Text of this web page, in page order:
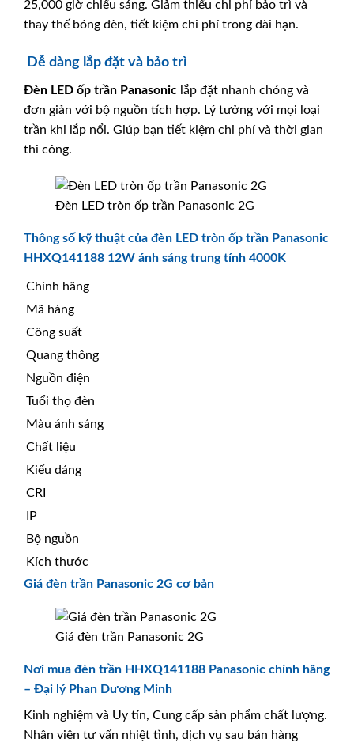
25,000 giờ chiếu sáng. Giảm thiểu chi phí bảo trì và
thay thế bóng đèn, tiết kiệm chi phí trong dài hạn.
Dễ dàng lắp đặt và bảo trì
Đèn LED ốp trần Panasonic lắp đặt nhanh chóng và
đơn giản với bộ nguồn tích hợp. Lý tưởng với mọi loại
trần khi lắp nổi. Giúp bạn tiết kiệm chi phí và thời gian
thi công.
Đèn LED tròn ốp trần Panasonic 2G
Thông số kỹ thuật của đèn LED tròn ốp trần Panasonic
HHXQ141188 12W ánh sáng trung tính 4000K
Chính hãng
Mã hàng
Công suất
Quang thông
Nguồn điện
Tuổi thọ đèn
Màu ánh sáng
Chất liệu
Kiểu dáng
CRI
IP
Bộ nguồn
Kích thước
Giá đèn trần Panasonic 2G cơ bản
Giá đèn trần Panasonic 2G
Nơi mua đèn trần HHXQ141188 Panasonic chính hãng
– Đại lý Phan Dương Minh
Kinh nghiệm và Uy tín, Cung cấp sản phẩm chất lượng.
Nhân viên tư vấn nhiệt tình, dịch vụ sau bán hàng